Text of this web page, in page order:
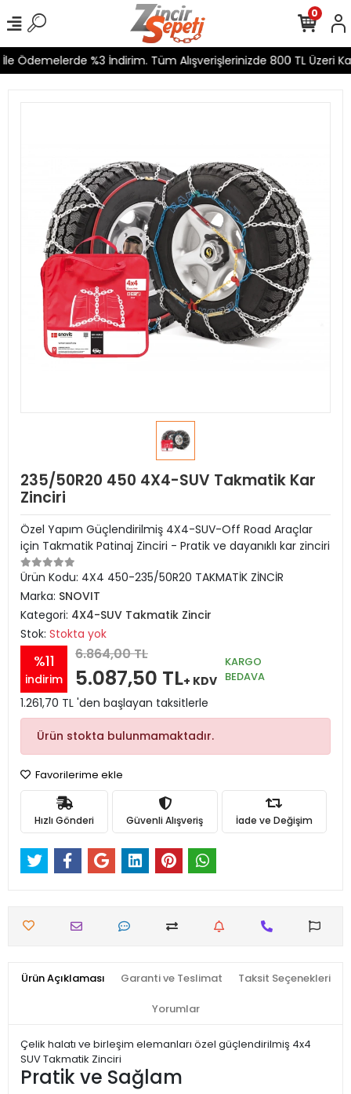
Ödemelerde %3 İndirim. Tüm Alışverişlerinizde 800 TL Üzeri
0
235/50R20 450 4X4-SUV Takmatik Kar
Zinciri
Özel Yapım Güçlendirilmiş 4X4-SUV-Off Road Araçlar
için Takmatik Patinaj Zinciri - Pratik ve dayanıklı kar zinciri
Ürün Kodu: 4X4 450-235/50R20 TAKMATİK ZİNCİR
Marka: SNOVIT
Kategori: 4X4-SUV Takmatik Zincir
Stok: Stokta yok
%11
indirim
6.864,00 TL
5.087,50 TL+ KDV
KARGO
BEDAVA
1.261,70 TL 'den başlayan taksitlerle
Ürün stokta bulunmamaktadır.
Favorilerime ekle
Hızlı Gönderi Güvenli Alışveriş İade ve Değişim
Ürün Açıklaması Garanti ve Teslimat Taksit Seçenekleri
Yorumlar
Çelik halatı ve birleşim elemanları özel güçlendirilmiş 4x4
SUV Takmatik Zinciri
Pratik ve Sağlam